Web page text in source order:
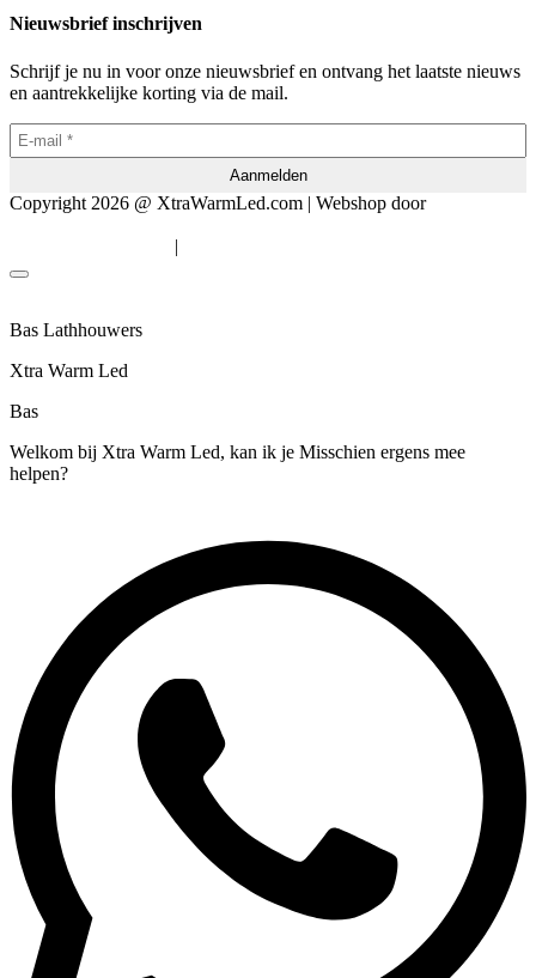
Nieuwsbrief inschrijven
Schrijf je nu in voor onze nieuwsbrief en ontvang het laatste nieuws
en aantrekkelijke korting via de mail.
Copyright 2026 @ XtraWarmLed.com | Webshop door
|
Bas Lathhouwers
Xtra Warm Led
Bas
Welkom bij Xtra Warm Led, kan ik je Misschien ergens mee
helpen?